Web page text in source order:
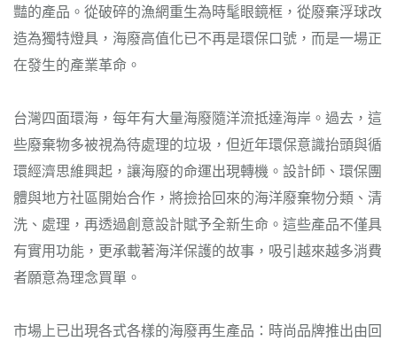
豔的產品。從破碎的漁網重生為時髦眼鏡框，從廢棄浮球改
造為獨特燈具，海廢高值化已不再是環保口號，而是一場正
在發生的產業革命。
台灣四面環海，每年有大量海廢隨洋流抵達海岸。過去，這
些廢棄物多被視為待處理的垃圾，但近年環保意識抬頭與循
環經濟思維興起，讓海廢的命運出現轉機。設計師、環保團
體與地方社區開始合作，將撿拾回來的海洋廢棄物分類、清
洗、處理，再透過創意設計賦予全新生命。這些產品不僅具
有實用功能，更承載著海洋保護的故事，吸引越來越多消費
者願意為理念買單。
市場上已出現各式各樣的海廢再生產品：時尚品牌推出由回